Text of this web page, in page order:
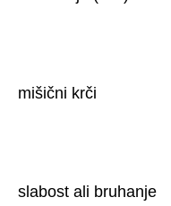
mišični krči
slabost ali bruhanje